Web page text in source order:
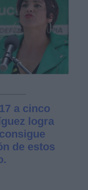
a cinco
logra
de estos